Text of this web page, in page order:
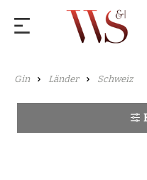
Gin Länder Schweiz